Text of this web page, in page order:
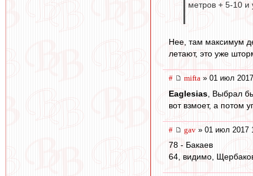
метров + 5-10 и
Нее, там максимум
летают, это уже
# mifta » 01 июл
Eaglesias , Выбрал
вот взмоет, а потом
# gav » 01 июл 2017
78 - Бакаев
64, видимо,